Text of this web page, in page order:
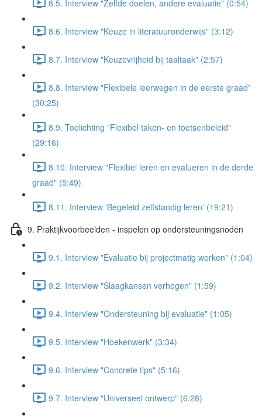
8.5. Interview "Zelfde doelen, andere evaluatie" (0:54)
8.6. Interview "Keuze in literatuuronderwijs" (3:12)
8.7. Interview "Keuzevrijheid bij taaltaak" (2:57)
8.8. Interview "Flexibele leerwegen in de eerste graad"
(30:25)
8.9. Toelichting "Flexibel taken- en toetsenbeleid"
(29:16)
8.10. Interview "Flexibel leren en evalueren in de derde
graad" (5:49)
8.11. Interview 'Begeleid zelfstandig leren' (19:21)
9. Praktijkvoorbeelden - inspelen op ondersteuningsnoden
9.1. Interview "Evaluatie bij projectmatig werken" (1:04)
9.2. Interview "Slaagkansen verhogen" (1:59)
9.4. Interview "Ondersteuning bij evaluatie" (1:05)
9.5. Interview "Hoekenwerk" (3:34)
9.6. Interview "Concrete tips" (5:16)
9.7. Interview "Universeel ontwerp" (6:28)